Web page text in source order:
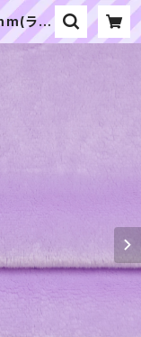
ラベ
× 4
｜「ぬ